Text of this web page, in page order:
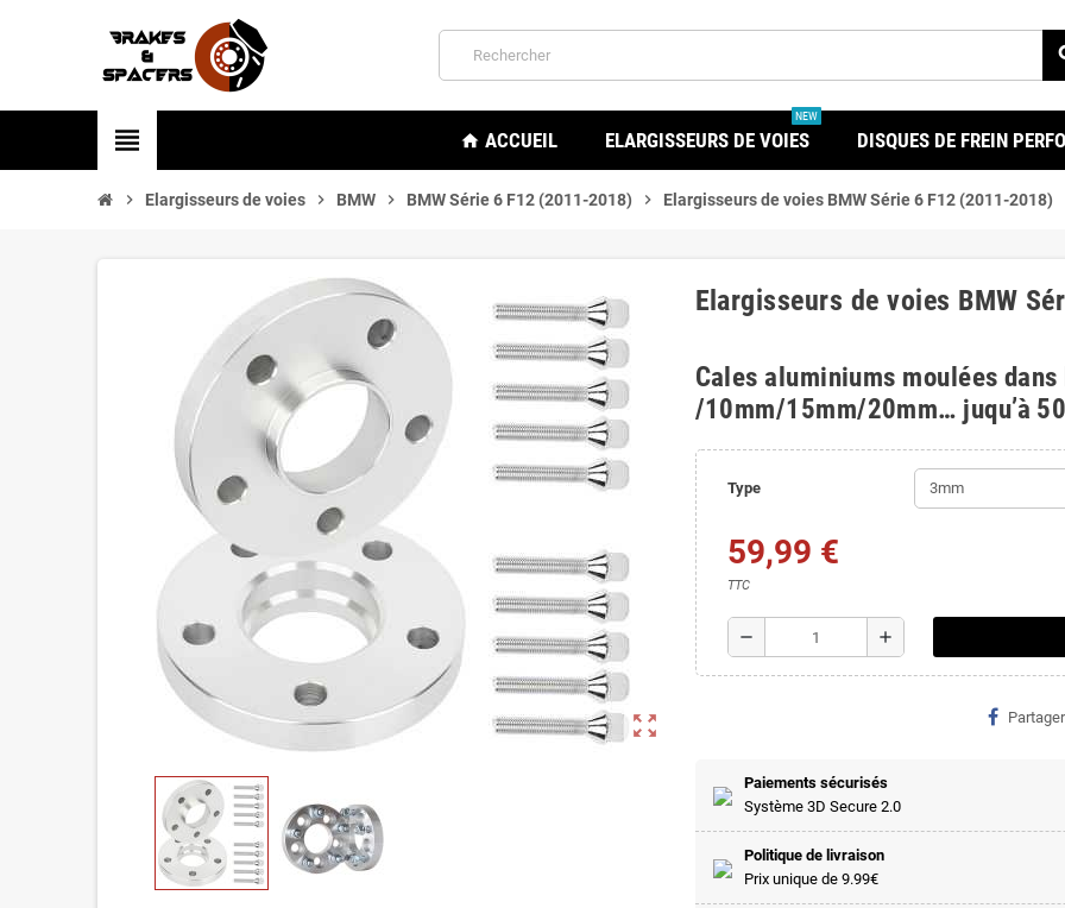
view_headline home ACCUEIL ELARGISSEURS DE VOIES
NEW
DISQUES DE FREIN
chevron_right Elargisseurs de voies chevron_right BMW chevron_right BMW Série 6 F12 (2011-2018) chevron_right Elargisseurs de voies BMW Série 6 F12 (2011-2018)
zoom_out_map
Elargisseurs de voies BMW
Cales aluminiums moulées
/10mm/15mm/20mm… juqu’à
Type
59,99 €
TTC
remove add
Partager
Paiements sécurisés
Système 3D Secure 2.0
Politique de livraison
Prix unique de 9.99€